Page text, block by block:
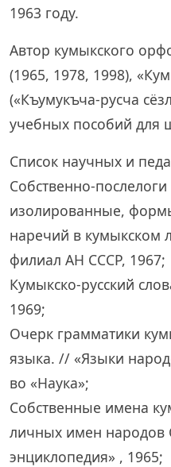
1963 году.
Автор кумыкского
(1965, 1978, 1998),
(«Къумукъча-русча
учебных пособий для
Список научных и
Собственно-
изолированные,
наречий в кумыкском
филиал АН СССР, 1967;
Кумыкско-русский
1969;
Очерк грамматики
языка. // «Языки
во «Наука»;
Собственные имена
личных имен народов
энциклопедия» , 1965;